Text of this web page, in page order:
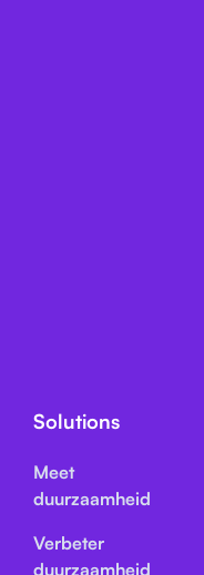
Solutions
Meet
duurzaamheid
Verbeter
duurzaamheid